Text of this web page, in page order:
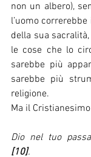
non un albero),
l’uomo
della sua
le cose che lo
sarebbe più
sarebbe più
religione.
Ma il
[10].